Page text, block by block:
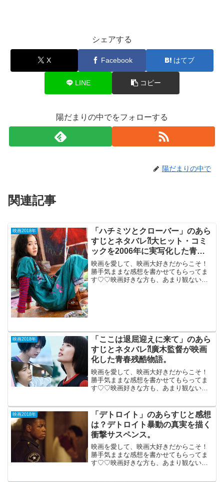
シェアする
X Facebook はてブ
LINE コピー
陽だまりの中でをフォローする
陽だまりの中で
関連記事
映画2018年
「ハチミツとクローバー」のあら
すじとネタバレ⁈大ヒット・コミ
ックを2006年に実写化した青春
群像劇。
映画を愛して、映画大好きだからこそ！
勝手気ままな感想を書かせてもらってま
す♡♡映画好きな方も、あまり観ない方
映画2018年
「ここは退屈迎えに来て」のあら
すじとネタバレ⁈廣木監督が映画
化した青春残酷物語。
映画を愛して、映画大好きだからこそ！
勝手気ままな感想を書かせてもらってま
す♡♡映画好きな方も、あまり観ない方
内マリコの小説を 「ナミヤ雑貨店の奇
跡」の...
映画2018年
「デトロイト」のあらすじと感想
は？デトロイト暴動の真実を描く
衝撃サスペンス。
映画を愛して、映画大好きだからこそ！
勝手気ままな感想を書かせてもらってま
す♡♡映画好きな方も、あまり観ない方